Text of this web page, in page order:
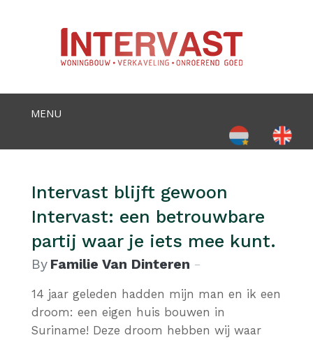
Intervast blijft gewoon
Intervast: een betrouwbare
partij waar je iets mee kunt.
By Familie Van Dinteren
14 jaar geleden hadden mijn man en ik een
droom: een eigen huis bouwen in
Suriname! Deze droom hebben wij waar